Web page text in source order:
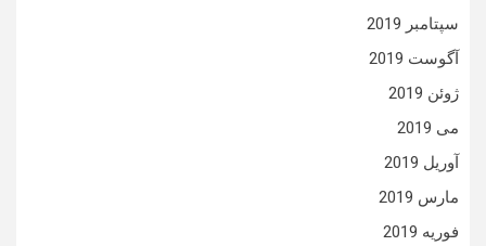
سپتامبر 2019
آگوست 2019
ژوئن 2019
می 2019
آوریل 2019
مارس 2019
فوریه 2019